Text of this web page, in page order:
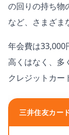
の回りの持ち物
など、さまざま
年会費は33,000
高くはなく、多
クレジットカー
三井住友カー